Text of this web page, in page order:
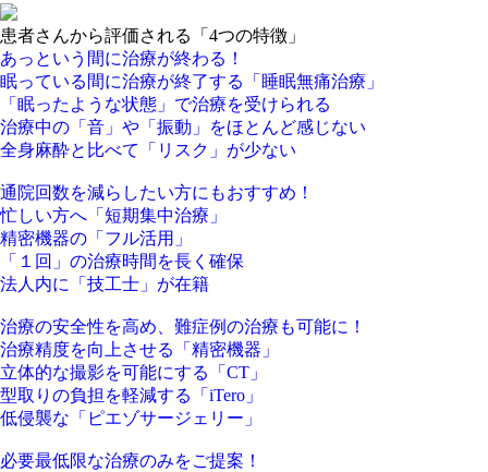
患者さんから評価される 「 4つの特徴 」
あっという間に治療が終わる！
眠っている 間に治療が終了する 「 睡眠無痛治療 」
「 眠ったような状態 」で治療を受けられる
治療中の「 音 」や「 振動 」をほとんど感じない
全身麻酔と比べて「 リスク 」が少ない
通院回数を減らしたい方にもおすすめ！
忙しい方へ 「 短期集中治療 」
精密機器の「 フル活用 」
「１回」の治療時間を長く確保
法人内に「 技工士 」が在籍
治療の安全性を高め、難症例の治療も可能に！
治療精度を向上させる
「 精密機器 」
立体的な撮影を可能にする「 CT 」
型取りの負担を軽減する「 iTero 」
低侵襲な「 ピエゾサージェリー 」
必要最低限な治療のみをご提案！